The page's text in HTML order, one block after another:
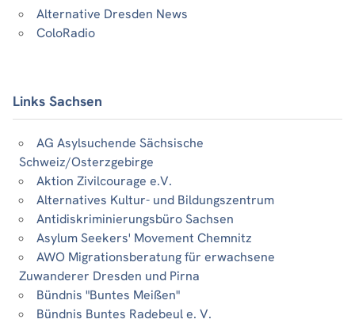
Alternative Dresden News
ColoRadio
Links Sachsen
AG Asylsuchende Sächsische
Schweiz/Osterzgebirge
Aktion Zivilcourage e.V.
Alternatives Kultur- und Bildungszentrum
Antidiskriminierungsbüro Sachsen
Asylum Seekers' Movement Chemnitz
AWO Migrationsberatung für erwachsene
Zuwanderer Dresden und Pirna
Bündnis "Buntes Meißen"
Bündnis Buntes Radebeul e. V.